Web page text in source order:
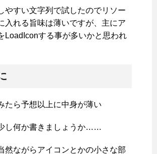
やすい文字列で試したのでリソー
入れる旨味は薄いですが、主にア
LoadIconする事が多いかと思われ
ら予想以上に中身が薄い
し何か書きましょうか……
然ながらアイコンとかの小さな部